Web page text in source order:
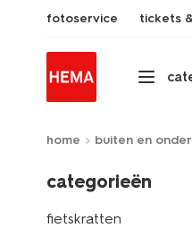
fotoservice tickets
home buiten en
categorieën
fietskratten